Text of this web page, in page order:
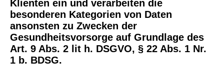
Klienten ein und verarbeiten die
besonderen Kategorien von Daten
ansonsten zu Zwecken der
Gesundheitsvorsorge auf Grundlage des
Art. 9 Abs. 2 lit h. DSGVO, § 22 Abs. 1 Nr.
1 b. BDSG.